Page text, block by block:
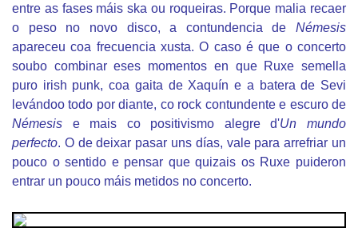
entre as fases máis ska ou roqueiras. Porque malia recaer
o peso no novo disco, a contundencia de Némesis
apareceu coa frecuencia xusta. O caso é que o concerto
soubo combinar eses momentos en que Ruxe semella
puro irish punk, coa gaita de Xaquín e a batera de Sevi
levándoo todo por diante, co rock contundente e escuro de
Némesis e mais co positivismo alegre d'Un mundo
perfecto. O de deixar pasar uns días, vale para arrefriar un
pouco o sentido e pensar que quizais os Ruxe puideron
entrar un pouco máis metidos no concerto.